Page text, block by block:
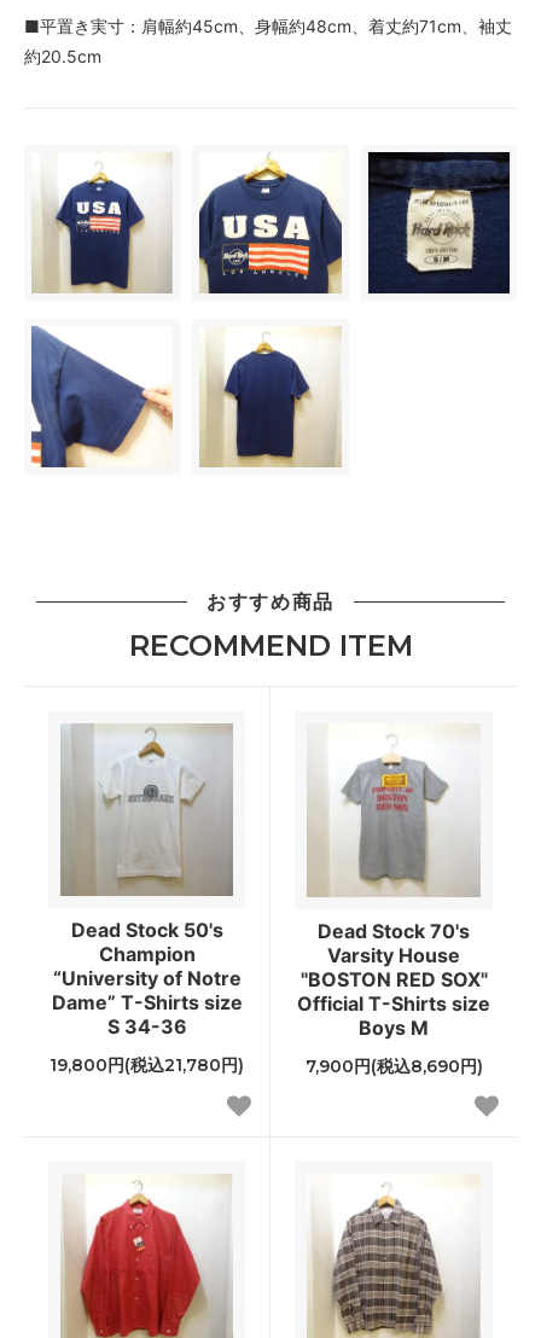
■平置き実寸：肩幅約45cm、身幅約48cm、着丈約71cm、袖丈
約20.5cm
おすすめ商品
RECOMMEND ITEM
Dead Stock 50's
Champion
“University of Notre
Dame” T-Shirts size
S 34-36
19,800円(税込21,780円)
Dead Stock 70's
Varsity House
"BOSTON RED SOX"
Official T-Shirts size
Boys M
7,900円(税込8,690円)